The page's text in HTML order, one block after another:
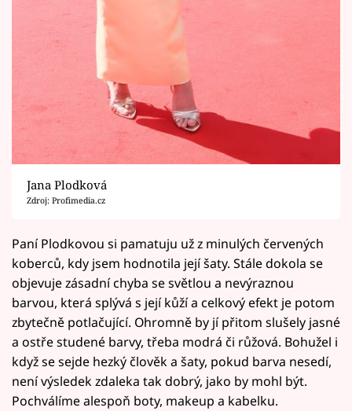
Jana Plodková
Zdroj: Profimedia.cz
Paní Plodkovou si pamatuju už z minulých červených
koberců, kdy jsem hodnotila její šaty. Stále dokola se
objevuje zásadní chyba se světlou a nevýraznou
barvou, která splývá s její kůží a celkový efekt je potom
zbytečně potlačující. Ohromně by jí přitom slušely jasné
a ostře studené barvy, třeba modrá či růžová. Bohužel i
když se sejde hezký člověk a šaty, pokud barva nesedí,
není výsledek zdaleka tak dobrý, jako by mohl být.
Pochválíme alespoň boty, makeup a kabelku.